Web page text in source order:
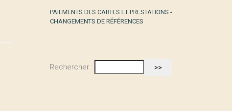
PAIEMENTS DES CARTES ET PRESTATIONS -
CHANGEMENTS DE RÉFÉRENCES
Rechercher :